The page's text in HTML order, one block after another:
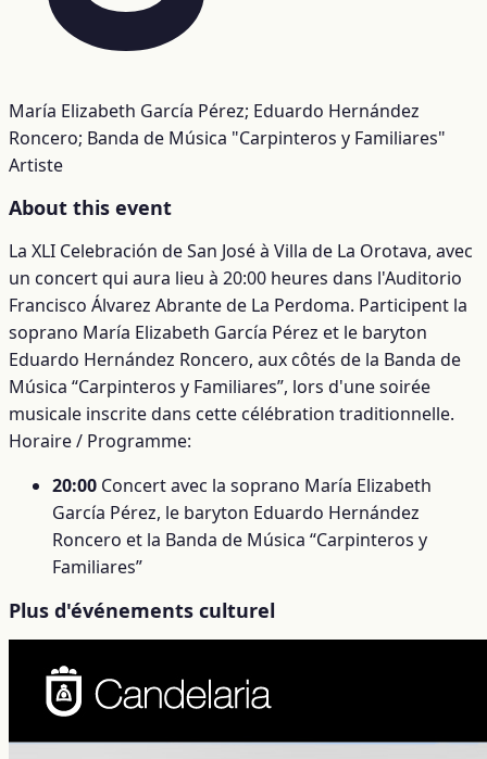
María Elizabeth García Pérez; Eduardo Hernández
Roncero; Banda de Música "Carpinteros y Familiares"
Artiste
About this event
La XLI Celebración de San José à Villa de La Orotava, avec
un concert qui aura lieu à 20:00 heures dans l'Auditorio
Francisco Álvarez Abrante de La Perdoma. Participent la
soprano María Elizabeth García Pérez et le baryton
Eduardo Hernández Roncero, aux côtés de la Banda de
Música “Carpinteros y Familiares”, lors d'une soirée
musicale inscrite dans cette célébration traditionnelle.
Horaire / Programme:
20:00 Concert avec la soprano María Elizabeth
García Pérez, le baryton Eduardo Hernández
Roncero et la Banda de Música “Carpinteros y
Familiares”
Plus d'événements culturel